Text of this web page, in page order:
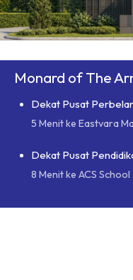
Monard of The
Dekat Pusat
5 Menit ke Eastvara
Dekat Pusat
8 Menit ke ACS School